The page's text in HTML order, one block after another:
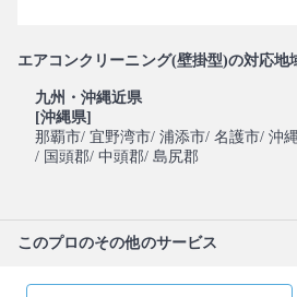
エアコンクリーニング(壁掛型)の対応地
九州・沖縄近県
[沖縄県]
那覇市/ 宜野湾市/ 浦添市/ 名護市/ 沖
/ 国頭郡/ 中頭郡/ 島尻郡
このプロのその他のサービス